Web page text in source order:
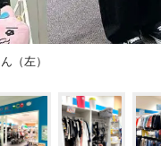
（左）